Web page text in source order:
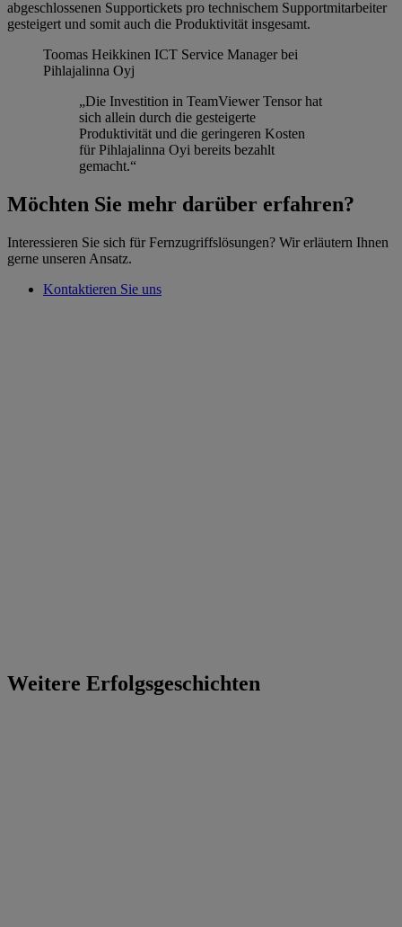
abgeschlossenen Supportickets pro technischem Supportmitarbeiter
gesteigert und somit auch die Produktivität insgesamt.
Toomas Heikkinen ICT Service Manager bei
Pihlajalinna Oyj
„Die Investition in TeamViewer Tensor hat
sich allein durch die gesteigerte
Produktivität und die geringeren Kosten
für Pihlajalinna Oyi bereits bezahlt
gemacht.“
Möchten Sie mehr darüber erfahren?
Interessieren Sie sich für Fernzugriffslösungen? Wir erläutern Ihnen
gerne unseren Ansatz.
Kontaktieren Sie uns
Weitere Erfolgsgeschichten